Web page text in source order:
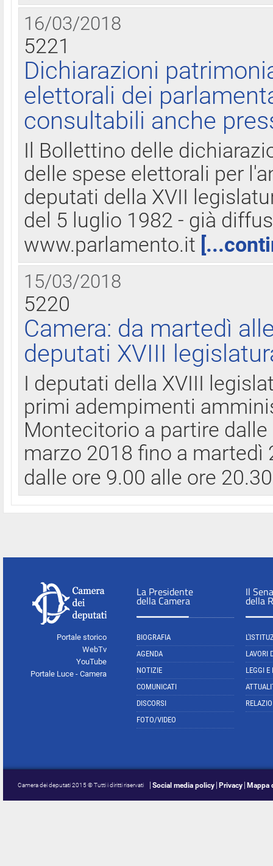
16/03/2018
5221
Dichiarazioni
elettorali dei
consultabili anche
Il Bollettino delle
delle spese elettorali per
deputati della XVII
del 5 luglio 1982 - già
www.parlamento.it
15/03/2018
5220
Camera: da martedì
deputati XVIII
I deputati della XVIII
primi adempimenti
Montecitorio a partire
marzo 2018 fino a
dalle ore 9.00 alle ore
Portale storico
WebTv
YouTube
Portale Luce - Camera
La Presidente
della Camera
BIOGRAFIA
AGENDA
NOTIZIE
COMUNICATI
DISCORSI
FOTO/VIDEO
Il
della
LAVORI
LEGGI E
Camera dei deputati 2015 © Tutti i diritti riservati Social media policy Privacy Mappa